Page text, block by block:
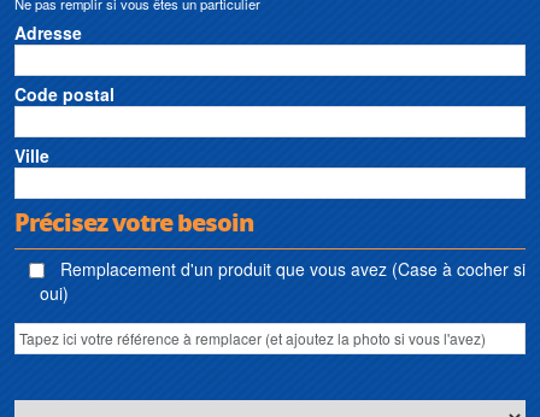
Adresse
Code postal
Ville
Précisez votre besoin
Remplacement d'un produit que vous avez (Case à cocher si
oui)